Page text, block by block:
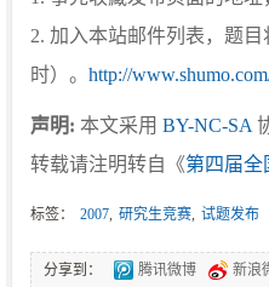
2. 加入本站邮件列表，题
时）。 http://
声明: 本文采用 BY-NC-SA
转载请注明转自《第四届全
标签： 2007, 研究生竞赛, 试题发布
分享到： 腾讯微博 新浪